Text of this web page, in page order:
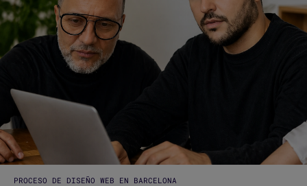
PROCESO DE DISEÑO WEB EN BARCELONA